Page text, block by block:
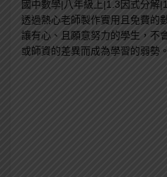
國中數學|八年級上|1.3因式分解
透過熱心老師製作實用且免費的
讓有心、且願意努力的學生，不
或師資的差異而成為學習的弱勢。